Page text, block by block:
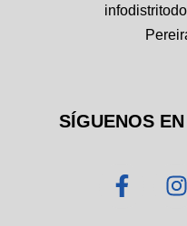
SÍGUENOS
F
a
I
n